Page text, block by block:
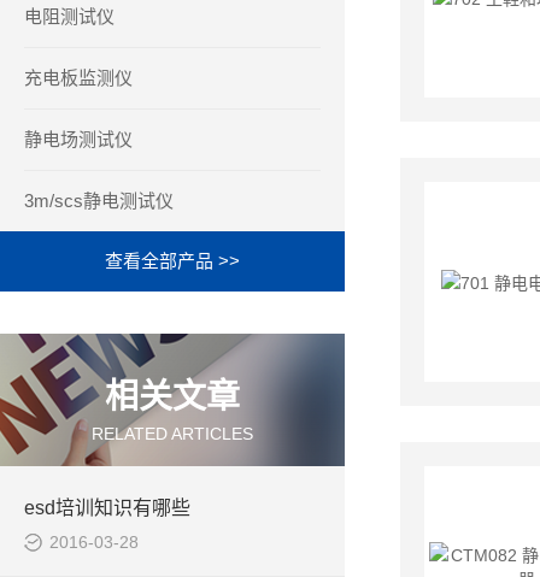
电阻测试仪
充电板监测仪
静电场测试仪
3m/scs静电测试仪
查看全部产品 >>
相关文章
RELATED ARTICLES
esd培训知识有哪些
2016-03-28